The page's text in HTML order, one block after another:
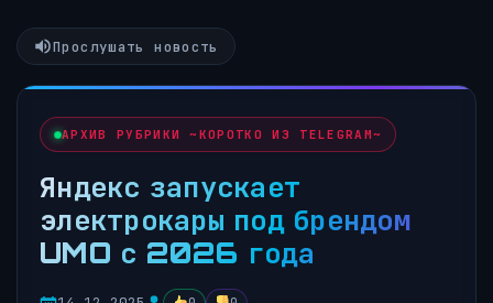
Прослушать новость
АРХИВ РУБРИКИ ~КОРОТКО ИЗ TELEGRAM~
Яндекс запускает
электрокары под брендом
UMO с 2026 года